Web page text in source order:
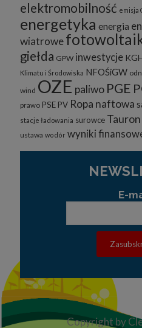
elektromobilność emisja
energetyka energia
wiatrowe
giełda GPW inwestycje
Klimatu i Środowiska NFOŚiGW
wind OZE paliwo PGE
prawo PSE PV Ropa naftowa
stacje ładowania surowce Tauron
ustawa wodór wyniki
E-
Copyright by